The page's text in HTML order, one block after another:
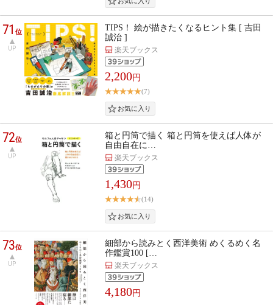
71位
UP
TIPS！ 絵が描きたくなるヒント集 [ 吉田
誠治 ]
楽天ブックス
2,200円
(7)
72位
UP
箱と円筒で描く 箱と円筒を使えば人体が
自由自在に…
楽天ブックス
1,430円
(14)
73位
UP
細部から読みとく西洋美術 めくるめく名
作鑑賞100 […
楽天ブックス
4,180円